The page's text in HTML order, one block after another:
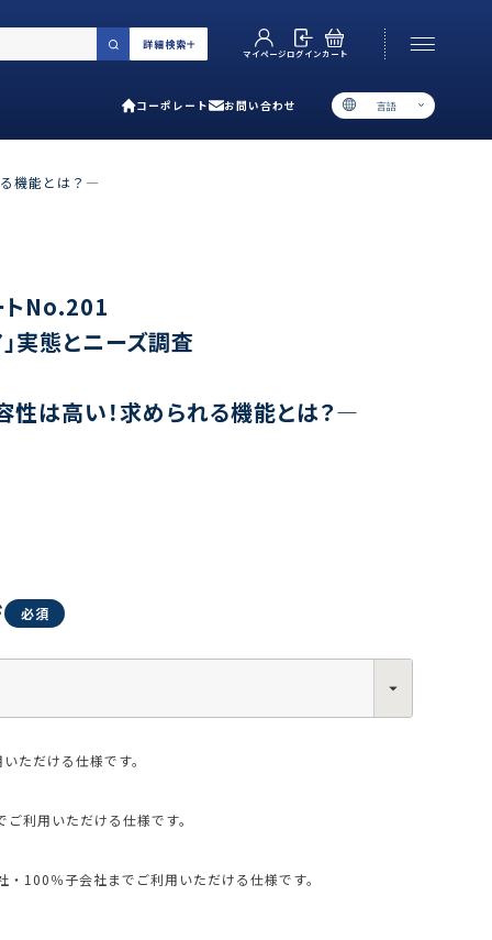
詳細検索
マイページログインカート
コーポレート お問い合わせ 言語
るご質問
6538-5358（代表）
機能とは？―
トNo.201
実態とニーズ調査
は高い！求められる機能とは？―
ただける仕様です。
利用いただける仕様です。
100％子会社までご利用いただける仕様です。